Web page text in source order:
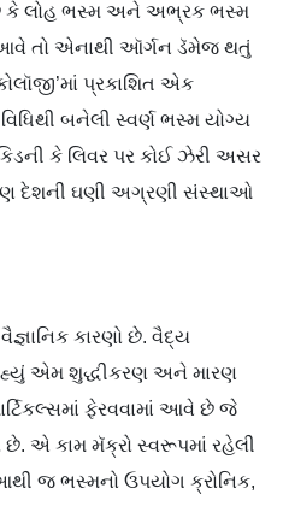
છે કે લોહ ભસ્મ અને અભ્રક ભસ્મ
આવે તો એનાથી ઑર્ગન ડૅમેજ થતું
પ્રકાશિત એક
બનેલી સ્વર્ણ ભસ્મ યોગ્ય
કે લિવર પર કોઈ ઝેરી અસર
દેશની ઘણી અગ્રણી સંસ્થાઓ
કારણો છે. વૈદ્ય
એમ શુદ્ધીકરણ અને મારણ
ફેરવવામાં આવે છે જે
છે. એ કામ મૅક્રો સ્વરૂપમાં રહેલી
જ ભસ્મનો ઉપયોગ ક્રોનિક,